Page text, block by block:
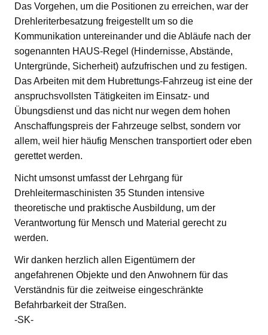
Das Vorgehen, um die Positionen zu erreichen, war der
Drehleriterbesatzung freigestellt um so die
Kommunikation untereinander und die Abläufe nach der
sogenannten HAUS-Regel (Hindernisse, Abstände,
Untergründe, Sicherheit) aufzufrischen und zu festigen.
Das Arbeiten mit dem Hubrettungs-Fahrzeug ist eine der
anspruchsvollsten Tätigkeiten im Einsatz- und
Übungsdienst und das nicht nur wegen dem hohen
Anschaffungspreis der Fahrzeuge selbst, sondern vor
allem, weil hier häufig Menschen transportiert oder eben
gerettet werden.
Nicht umsonst umfasst der Lehrgang für
Drehleitermaschinisten 35 Stunden intensive
theoretische und praktische Ausbildung, um der
Verantwortung für Mensch und Material gerecht zu
werden.
Wir danken herzlich allen Eigentümern der
angefahrenen Objekte und den Anwohnern für das
Verständnis für die zeitweise eingeschränkte
Befahrbarkeit der Straßen.
-SK-